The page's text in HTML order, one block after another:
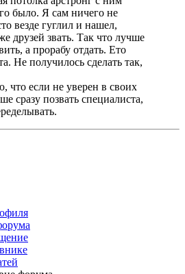
было. Я сам ничего не
везде гуглил и нашел,
друзей звать. Так что лучше
а прорабу отдать. Ето
Не получилось сделать так,
что если не уверен в своих
сразу позвать специалиста,